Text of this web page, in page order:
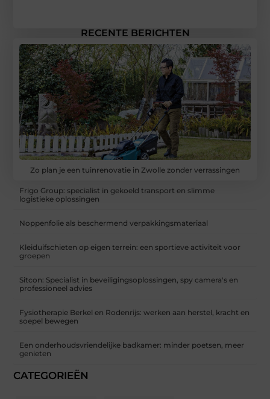
RECENTE BERICHTEN
Zo plan je een tuinrenovatie in Zwolle zonder verrassingen
Frigo Group: specialist in gekoeld transport en slimme
logistieke oplossingen
Noppenfolie als beschermend verpakkingsmateriaal
Kleiduifschieten op eigen terrein: een sportieve activiteit voor
groepen
Sitcon: Specialist in beveiligingsoplossingen, spy camera's en
professioneel advies
Fysiotherapie Berkel en Rodenrijs: werken aan herstel, kracht en
soepel bewegen
Een onderhoudsvriendelijke badkamer: minder poetsen, meer
genieten
CATEGORIEËN